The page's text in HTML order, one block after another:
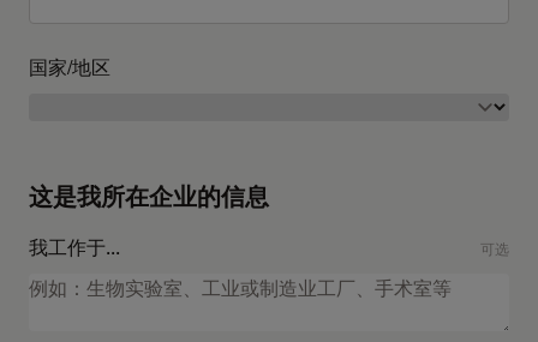
国家/地区
这是我所在企业的信息
我工作于... 可选